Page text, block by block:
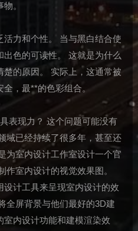
。
力和个性。 当与黑白结合使
色的可读性。 这就是为什么
的原因。 实际上，这通常被
，最**的色彩组合。
表现力？ 这个问题可能没有
域已经持续了很多年，甚至还
为室内设计工作室设计一个官
室内设计的视觉效果图。
计工具来呈现室内设计的效
全屏背景与他们最好的3D建
内设计功能和建模渲染效